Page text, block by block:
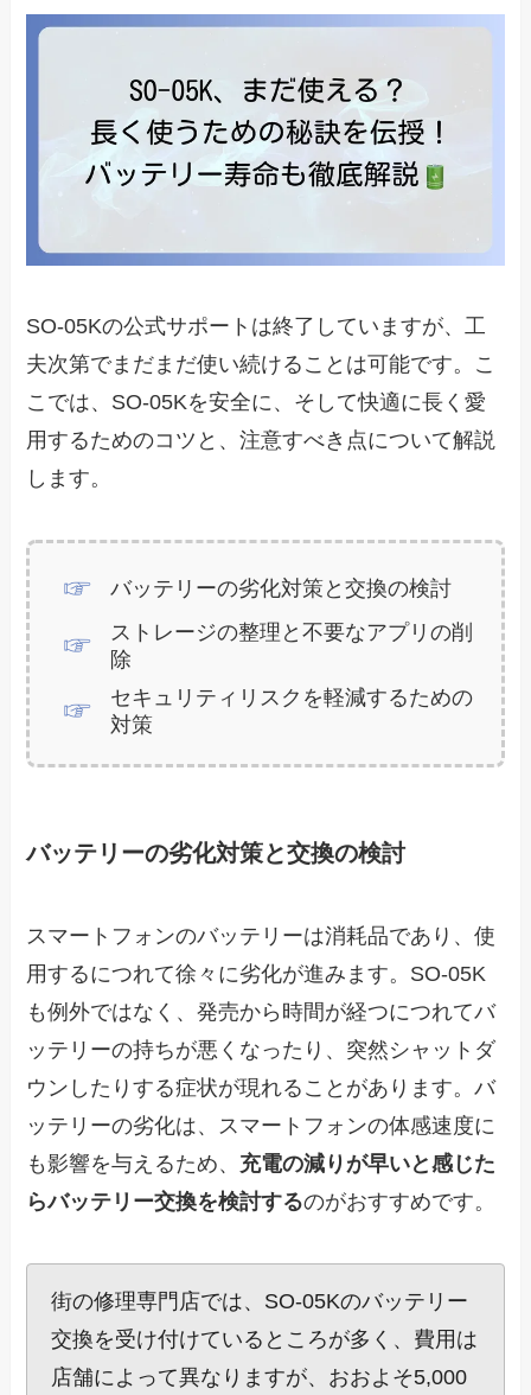
SO-05Kの公式サポートは終了していますが、工
夫次第でまだまだ使い続けることは可能です。こ
こでは、SO-05Kを安全に、そして快適に長く愛
用するためのコツと、注意すべき点について解説
します。
バッテリーの劣化対策と交換の検討
ストレージの整理と不要なアプリの削
除
セキュリティリスクを軽減するための
対策
バッテリーの劣化対策と交換の検討
スマートフォンのバッテリーは消耗品であり、使
用するにつれて徐々に劣化が進みます。SO-05K
も例外ではなく、発売から時間が経つにつれてバ
ッテリーの持ちが悪くなったり、突然シャットダ
ウンしたりする症状が現れることがあります。バ
ッテリーの劣化は、スマートフォンの体感速度に
も影響を与えるため、 充電の減りが早いと感じた
らバッテリー交換を検討するのがおすすめです。
街の修理専門店では、SO-05Kのバッテリー
交換を受け付けているところが多く、費用は
店舗によって異なりますが、おおよそ5,000